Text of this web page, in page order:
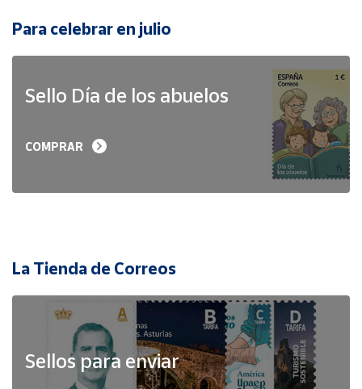
Para celebrar en julio
Sello Día de los abuelos
COMPRAR
La Tienda de Correos
Sellos para enviar